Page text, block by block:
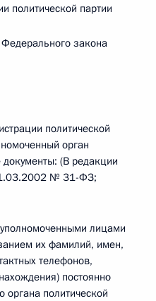
политической партии
закона
политической
орган
(В редакции
№ 31-ФЗ;
лицами
их фамилий, имен,
телефонов,
постоянно
органа политической